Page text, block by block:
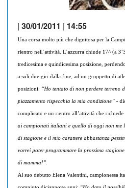
| 30/01/2011 | 14:55
Una corsa molto più che dignitosa per la
rientro nell’attività. L’azzurra chiude 17^ (a
tredicesima e quindicesima posizione,
a soli due giri dalla fine, ad un gruppetto di
posizioni: “Ho tentato di non perdere terreno
piazzamento rispecchia la mia condizione” -
complicato e un rientro all’attività che richiede
ai campionati italiani e quello di oggi non me
di stagione e il mio carattere abbastanza
vorrei poter programmare la prossima
di mamma!”.
Al suo debutto Elena Valentini, campionessa